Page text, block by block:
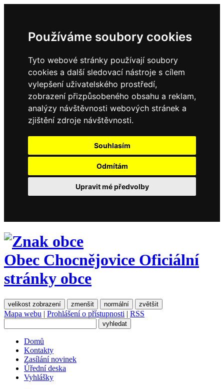
Používáme soubory cookies
Tyto webové stránky používají soubory
cookies a další sledovací nástroje s cílem
vylepšení uživatelského prostředí,
zobrazení přizpůsobeného obsahu a reklam,
analýzy návštěvnosti webových stránek a
zjištění zdroje návštěvnosti.
Souhlasím
Odmítám
Upravit mé předvolby
Obec Chocnějovice Oficiální
stránky obce
velikost zobrazení zmenšit normální zvětšit
Mapa webu | Prohlášení o přístupnosti | RSS
Domů
Kontakty
Zasílání novinek
Úřední deska
Vyhlášky